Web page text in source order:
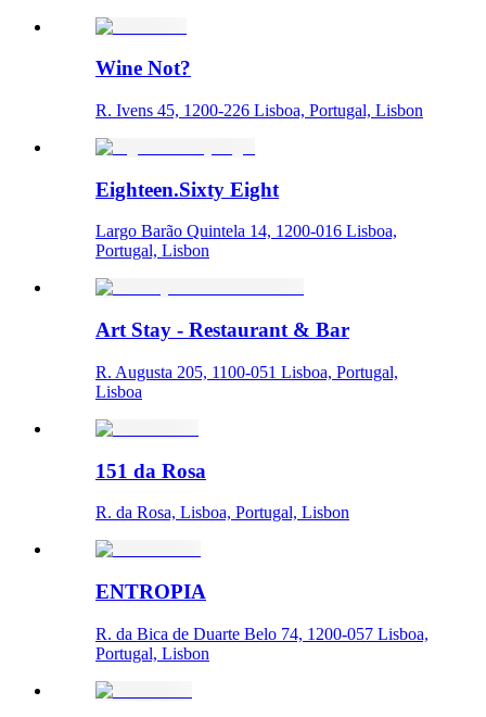
Wine Not?
R. Ivens 45, 1200-226 Lisboa, Portugal, Lisbon
Eighteen.Sixty Eight
Largo Barão Quintela 14, 1200-016 Lisboa,
Portugal, Lisbon
Art Stay - Restaurant & Bar
R. Augusta 205, 1100-051 Lisboa, Portugal,
Lisboa
151 da Rosa
R. da Rosa, Lisboa, Portugal, Lisbon
ENTROPIA
R. da Bica de Duarte Belo 74, 1200-057 Lisboa,
Portugal, Lisbon